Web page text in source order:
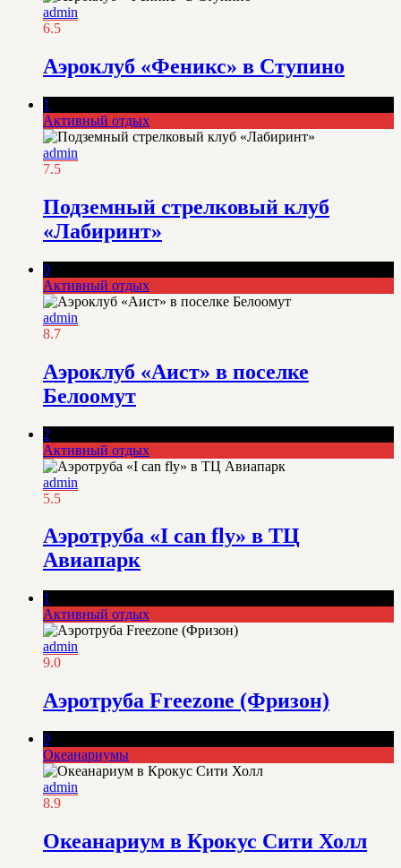
admin
6.5
Аэроклуб «Феникс» в Ступино
1
Активный отдых
admin
7.5
Подземный стрелковый клуб
«Лабиринт»
0
Активный отдых
admin
8.7
Аэроклуб «Аист» в поселке
Белоомут
2
Активный отдых
admin
5.5
Аэротруба «I can fly» в ТЦ
Авиапарк
1
Активный отдых
admin
9.0
Аэротруба Freezone (Фризон)
0
Океанариумы
admin
8.9
Океанариум в Крокус Сити Холл